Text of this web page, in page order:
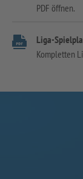
PDF öffnen.
Liga-
Kompletten